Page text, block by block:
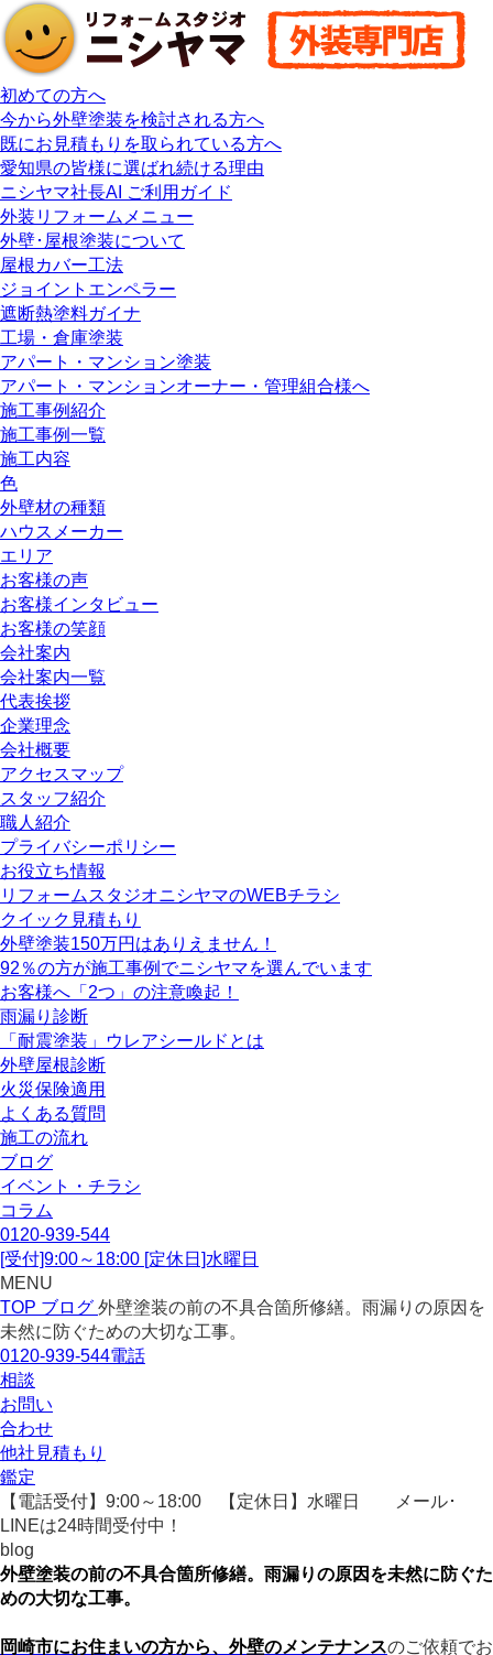
初めての方へ
今から外壁塗装を検討される方へ
既にお見積もりを取られている方へ
愛知県の皆様に選ばれ続ける理由
ニシヤマ社長AI ご利用ガイド
外装リフォームメニュー
外壁･屋根塗装について
屋根カバー工法
ジョイントエンペラー
遮断熱塗料ガイナ
工場・倉庫塗装
アパート・マンション塗装
アパート・マンションオーナー・管理組合様へ
施工事例紹介
施工事例一覧
施工内容
色
外壁材の種類
ハウスメーカー
エリア
お客様の声
お客様インタビュー
お客様の笑顔
会社案内
会社案内一覧
代表挨拶
企業理念
会社概要
アクセスマップ
スタッフ紹介
職人紹介
プライバシーポリシー
お役立ち情報
リフォームスタジオニシヤマのWEBチラシ
クイック見積もり
外壁塗装150万円はありえません！
92％の方が施工事例でニシヤマを選んでいます
お客様へ「2つ」の注意喚起！
雨漏り診断
「耐震塗装」ウレアシールドとは
外壁屋根診断
火災保険適用
よくある質問
施工の流れ
ブログ
イベント・チラシ
コラム
0120-939-544
[受付]9:00～18:00 [定休日]水曜日
MENU
TOP ブログ 外壁塗装の前の不具合箇所修繕。雨漏りの原因を
未然に防ぐための大切な工事。
0120-939-544電話
相談
お問い
合わせ
他社見積もり
鑑定
【電話受付】9:00～18:00 【定休日】水曜日
メール･
LINEは24時間受付中！
blog
外壁塗装の前の不具合箇所修繕。雨漏りの原因を未然に防ぐた
めの大切な工事。
岡崎市にお住まいの方から、外壁のメンテナンスのご依頼でお